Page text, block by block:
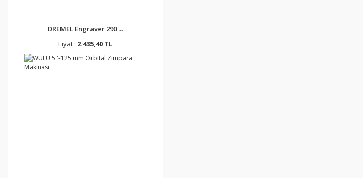
DREMEL Engraver 290 ...
Fiyat : 2.435,40 TL